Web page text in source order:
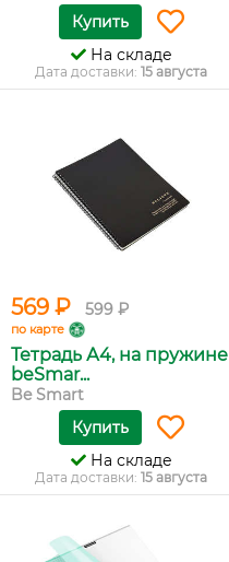
Купить
На складе
Дата доставки: 15 августа
569 ₽ 599 ₽
по карте
Тетрадь А4, на пружине
beSmar...
Be Smart
Купить
На складе
Дата доставки: 15 августа